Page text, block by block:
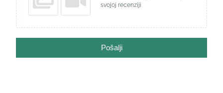
svojoj recenziji
Pošalji